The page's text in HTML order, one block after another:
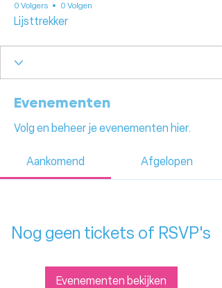
0 Volgers 0 Volgen
Lijsttrekker
Evenementen
Volg en beheer je evenementen hier.
Aankomend Afgelopen
Nog geen tickets of RSVP's
Evenementen bekijken